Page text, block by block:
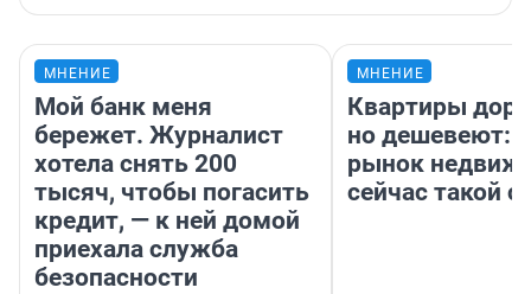
МНЕНИЕ
Мой банк меня
бережет. Журналист
хотела снять 200
тысяч, чтобы погасить
кредит, — к ней домой
приехала служба
безопасности
МНЕНИЕ
Квартиры
но дешевеют:
рынок
сейчас такой